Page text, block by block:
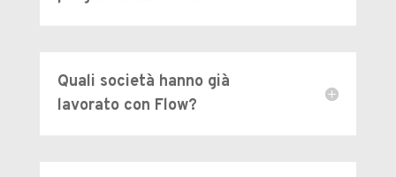
Quali società hanno già
lavorato con Flow?